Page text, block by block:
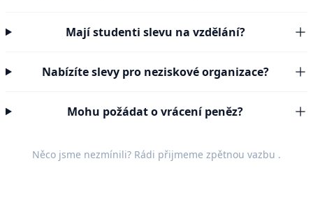
Mají studenti slevu na vzdělání?
Nabízíte slevy pro neziskové organizace?
Mohu požádat o vrácení peněz?
Něco jsme nezmínili? Rádi přijmeme zpětnou vazbu .